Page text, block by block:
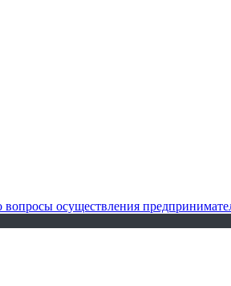
осуществления